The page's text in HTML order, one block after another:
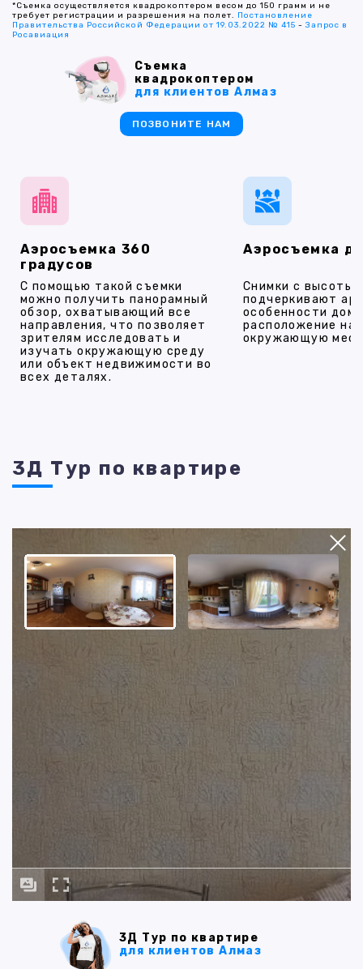
Аэросъемка 360
градусов
С помощью такой съемки
можно получить панорамный
обзор, охватывающий все
направления, что позволяет
зрителям исследовать и
изучать окружающую среду
или объект недвижимости во
всех деталях.
Аэросъемка
Снимки с высоты
подчеркивают
особенности
расположение на
окружающую
*Съемка осуществляется квадрокоптером весом до 150 грамм и не
требует регистрации и разрешения на полет. Постановление
Правительства Российской Федерации от 19.03.2022 № 415 -Запрос в
Росавиация
Съемка
квадрокоптером
для клиентов Алмаз
ПОЗВОНИТЕ НАМ
3Д Тур по квартире
3Д Тур по квартире
для клиентов Алмаз